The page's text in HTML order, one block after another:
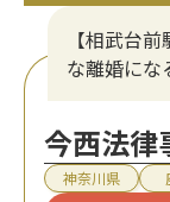
【相武台
な離婚にな
今西法律
神奈川県